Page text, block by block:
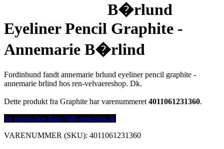
B�rlund
Eyeliner Pencil Graphite -
Annemarie B�rlind
Fordinhund fandt annemarie brlund eyeliner pencil graphite -
annemarie brlind hos ren-velvaereshop. Dk.
Dette produkt fra Graphite har varenummeret 4011061231360.
Se prisen hos Ren-Velvaereshop.dk
VARENUMMER (SKU): 4011061231360